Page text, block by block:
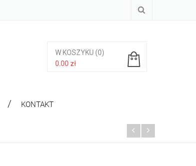
W KOSZYKU (0)
0.00 zł
KONTAKT